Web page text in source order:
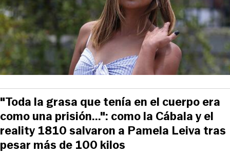
"Toda la grasa que tenía en el cuerpo era
como una prisión...": como la Cábala y el
reality 1810 salvaron a Pamela Leiva tras
pesar más de 100 kilos